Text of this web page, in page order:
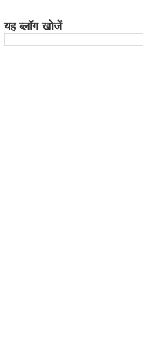
यह ब्लॉग खोजें